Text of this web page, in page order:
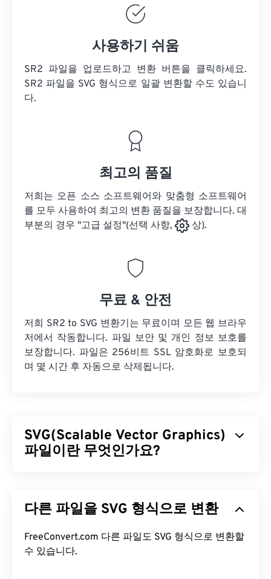
사용하기 쉬움
SR2 파일을 업로드하고 변환 버튼을 클릭하세요.
SR2 파일을 SVG 형식으로 일괄 변환할 수도 있습니
다.
최고의 품질
저희는 오픈 소스 소프트웨어와 맞춤형 소프트웨어
를 모두 사용하여 최고의 변환 품질을 보장합니다. 대
부분의 경우 "고급 설정"(선택 사항,
상).
무료 & 안전
저희 SR2 to SVG 변환기는 무료이며 모든 웹 브라우
저에서 작동합니다. 파일 보안 및 개인 정보 보호를
보장합니다. 파일은 256비트 SSL 암호화로 보호되
며 몇 시간 후 자동으로 삭제됩니다.
SVG(Scalable Vector Graphics)
파일이란 무엇인가요?
Markup Language)을 기반으로 하며,벡터 그래픽을
파일의 주요 장점은 이름에서 알 수 있듯이 확장성입
니다. 이 파일 형식은 이미지 품질 저하 없이 크기를
다른 파일을 SVG 형식으로 변환
FreeConvert.com 다른 파일도 SVG 형식으로 변환할
수 있습니다.